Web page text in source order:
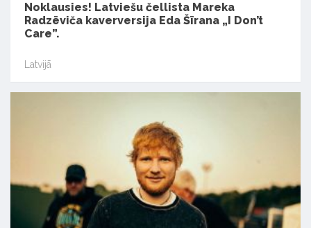
Noklausies! Latviešu čellista Mareka
Radzēviča kaverversija Eda Šīrana „I Don’t
Care”.
Latvijā